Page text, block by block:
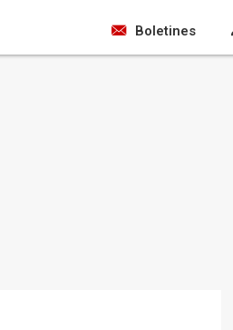
Boletines